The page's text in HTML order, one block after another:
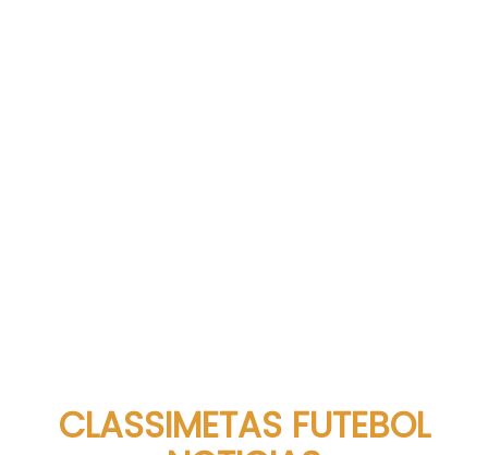
CLASSIMETAS FUTEBOL